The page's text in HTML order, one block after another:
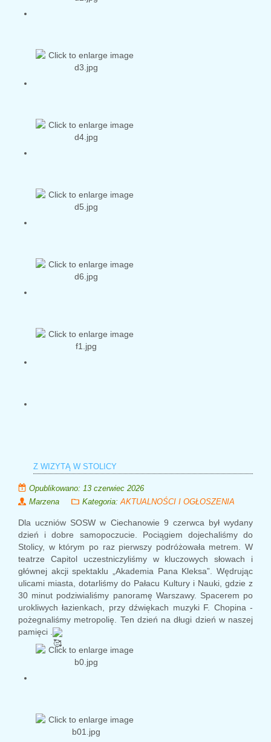
Z WIZYTĄ W STOLICY
Opublikowano: 13 czerwiec 2026
Marzena
Kategoria: AKTUALNOŚCI I OGŁOSZENIA
Dla uczniów SOSW w Ciechanowie 9 czerwca był wydany
dzień i dobre samopoczucie. Pociągiem dojechaliśmy do
Stolicy, w którym po raz pierwszy podróżowała metrem. W
teatrze Capitol uczestniczyliśmy w kluczowych słowach i
głównej akcji spektaklu „Akademia Pana Kleksa”. Wędrując
ulicami miasta, dotarliśmy do Pałacu Kultury i Nauki, gdzie z
30 minut podziwialiśmy panoramę Warszawy. Spacerem po
urokliwych łazienkach, przy dźwiękach muzyki F. Chopina -
pożegnaliśmy metropolię. Ten dzień na długi dzień w naszej
pamięci .